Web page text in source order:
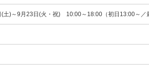
土)～9月23日(火・祝) 10:00～18:00（初日13:00～／